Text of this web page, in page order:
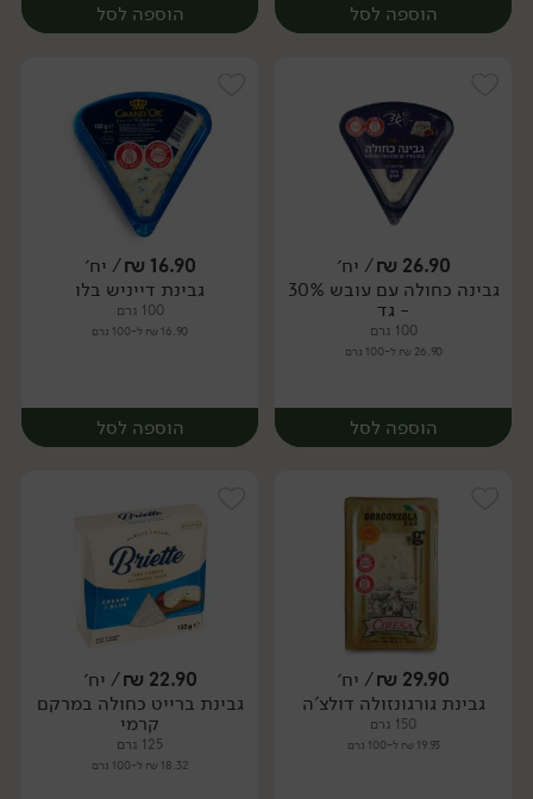
הוספה לסל
יח׳
הוספה לסל
יח׳
26.90
₪/ יח׳
גבינה כחולה עם עובש 30%
- גד
100 גרם
26.90 ₪ ל-100 גרם
הוספה לסל
יח׳
16.90
₪/ יח׳
גבינת דייניש בלו
100 גרם
16.90 ₪ ל-100 גרם
הוספה לסל
יח׳
29.90
₪/ יח׳
גבינת גורגונזולה דולצ'ה
150 גרם
19.93 ₪ ל-100 גרם
22.90
₪/ יח׳
גבינת ברייט כחולה במרקם
קרמי
125 גרם
18.32 ₪ ל-100 גרם